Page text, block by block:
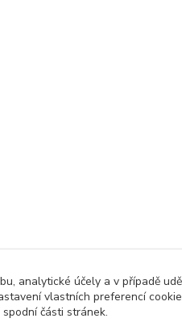
analytické účely a v případě
vlastních preferencí
části stránek.